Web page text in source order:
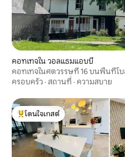
คอทเทจใน วอลแธมแอบบี
คอทเทจในศตวรรษที่ 16 บนพื้นที่โ
ครอบครัว · สถานที่ · ความสบาย
โดนใจเกสต์ที่สุด
โดนใจเกสต์